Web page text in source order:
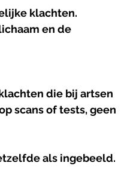
klachten.
en de
die bij artsen
scans of tests, geen
als ingebeeld.